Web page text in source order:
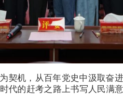
契机，从百年党史中汲取奋
代的赶考之路上书写人民满